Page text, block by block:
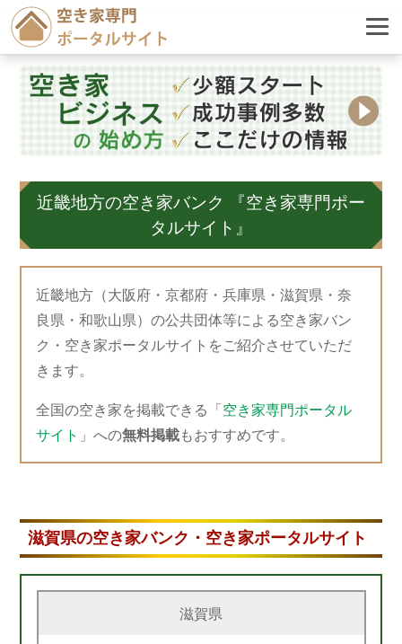
近畿地方の空き家バンク
『空き家専門ポー
タルサイト』
近畿地方（大阪府・京都府・兵庫県・滋賀県・奈
良県・和歌山県）の公共団体等による空き家バン
ク・空き家ポータルサイトをご紹介させていただ
きます。
全国の空き家を掲載できる「空き家専門ポータル
サイト 」への無料掲載もおすすめです。
滋賀県の空き家バンク・空き家ポータルサイト
滋賀県